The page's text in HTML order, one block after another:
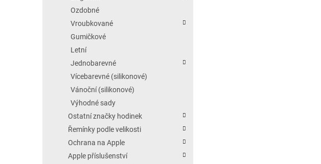
Ozdobné
Vroubkované
Gumičkové
Letní
Jednobarevné
Vícebarevné (silikonové)
Vánoční (silikonové)
Výhodné sady
Ostatní značky hodinek
Řemínky podle velikosti
Ochrana na Apple
Apple příslušenství